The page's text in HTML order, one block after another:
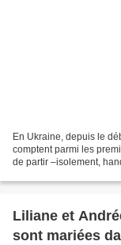
En Ukraine, depuis le
comptent parmi les
de partir –isolement,
Liliane et
sont mariées